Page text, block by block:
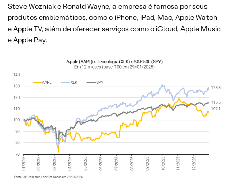
Steve Wozniak e Ronald Wayne, a empresa é famosa por seus
produtos emblemáticos, como o iPhone, iPad, Mac, Apple Watch
e Apple TV, além de oferecer serviços como o iCloud, Apple Music
e Apple Pay.